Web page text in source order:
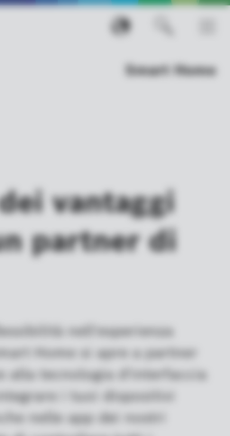
Smart Home
vantaggi
partner di
nell'esperienza
Home si apre a partner
alla tecnologia d'interfaccia
i tuoi dispositivi
nelle app dei nostri